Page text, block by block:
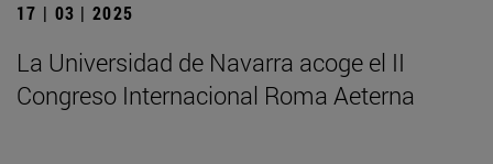
17 | 03 | 2025
La Universidad de Navarra acoge el II
Congreso Internacional Roma Aeterna